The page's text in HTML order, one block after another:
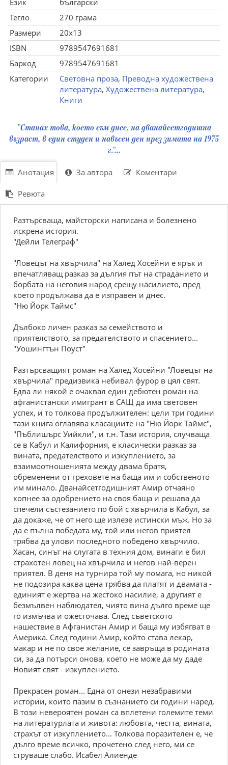
Език
български
Тегло
270 грама
Размери
20x13
ISBN
9789547691681
Баркод
9789547691681
Категории
Световна проза, Преводна художествена
литература, Художествена литература,
Книги
"Станах това, което съм днес, на дванайсетгодишна
възраст, в един студен и навъсен ден през зимата на 1975
г."...
Анотация За автора Коментари
Ревюта
Разтърсваща, майсторски написана и болезнено
искрена история.
"Дейли Телеграф"
"Ловецът на хвърчила" на Халед Хосейни е ярък и
впечатляващ разказ за дългия път на страданието и
борбата на неговия народ срещу насилието, пред
което продължава да е изправен и днес.
"Ню Йорк Таймс"
Дълбоко личен разказ за семейството и
приятелството, за предателството и спасението...
"Уошингтън Поуст"
Разтърсващият роман на Халед Хосейни "Ловецът на
хвърчила" предизвика небивал фурор в цял свят.
Едва ли някой е очаквал един дебютен роман на
афганистански имигрант в САЩ да има световен
успех, и то толкова продължителен: цели три години
тази книга оглавява класациите на "Ню Йорк Таймс",
"Пъблишърс Уийкли", и т.н. Тази история, случваща
се в Кабул и Калифорния, е класически разказ за
вината, предателството и изкуплението, за
взаимоотношенията между двама братя,
обременени от греховете на баща им и собственото
им минало. Дванайсетгодишният Амир отчаяно
копнее за одобрението на своя баща и решава да
спечели състезанието по бой с хвърчила в Кабул, за
да докаже, че от него ще излезе истински мъж. Но за
да е пълна победата му, той или негов приятел
трябва да улови последното победено хвърчило.
Хасан, синът на слугата в техния дом, винаги е бил
страхотен ловец на хвърчила и негов най-верен
приятел. В деня на турнира той му помага, но никой
не подозира каква цена трябва да платят и двамата -
единият е жертва на жестоко насилие, а другият е
безмълвен наблюдател, чиято вина дълго време ще
го измъчва и ожесточава. След съветското
нашествие в Афганистан Амир и баща му избягват в
Америка. След години Амир, който става лекар,
макар и не по свое желание, се завръща в родината
си, за да потърси онова, което не може да му даде
Новият свят - изкуплението.
Прекрасен роман... Една от онези незабравими
истории, които пазим в съзнанието си години наред.
В този невероятен роман са вплетени големите теми
на литературлата и живота: любовта, честта, вината,
страхът от изкуплението... Толкова поразителен е, че
дълго време всичко, прочетено след него, ми се
струваше слабо. Исабел Алиенде